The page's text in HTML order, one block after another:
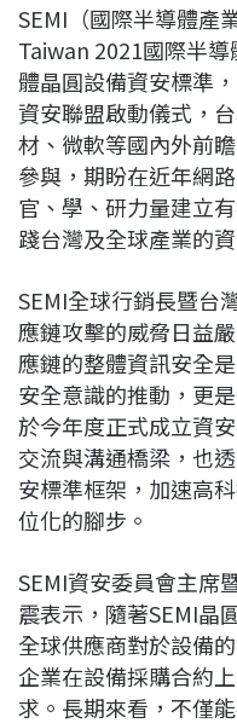
SEMI（國際半導體產
Taiwan 2021國際半
體晶圓設備資安標準
資安聯盟啟動儀式，
材、微軟等國內外前
參與，期盼在近年網
官、學、研力量建立
踐台灣及全球產業的
SEMI全球行銷長暨台
應鏈攻擊的威脅日益
應鏈的整體資訊安全
安全意識的推動，更
於今年度正式成立資
交流與溝通橋梁，也
安標準框架，加速高
位化的腳步。
SEMI資安委員會主席
震表示，隨著SEMI晶
全球供應商對於設備
企業在設備採購合約
求。長期來看，不僅